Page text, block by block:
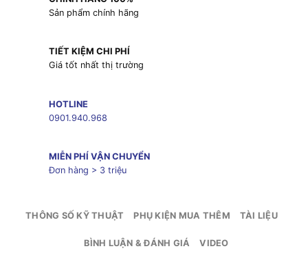
Sản phẩm chính hãng
TIẾT KIỆM CHI PHÍ
Giá tốt nhất thị trường
HOTLINE
0901.940.968
MIỄN PHÍ VẬN CHUYỂN
Đơn hàng > 3 triệu
THÔNG SỐ KỸ THUẬT PHỤ KIỆN MUA THÊM TÀI LIỆU
BÌNH LUẬN & ĐÁNH GIÁ VIDEO